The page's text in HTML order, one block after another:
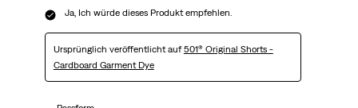
Ja, Ich würde dieses Produkt empfehlen.
Ursprünglich veröffentlicht auf501® Original Shorts -
Cardboard Garment Dye